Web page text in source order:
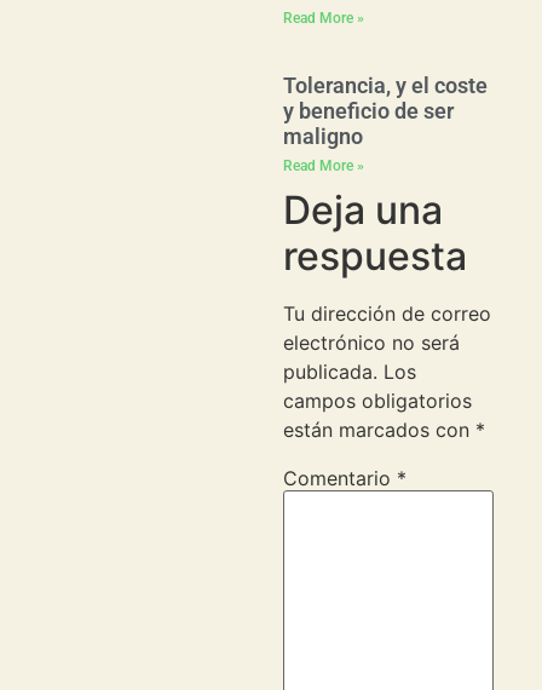
Read More »
Tolerancia, y el coste
y beneficio de ser
maligno
Read More »
Deja una
respuesta
Tu dirección de correo
electrónico no será
publicada. Los
campos obligatorios
están marcados con *
Comentario *